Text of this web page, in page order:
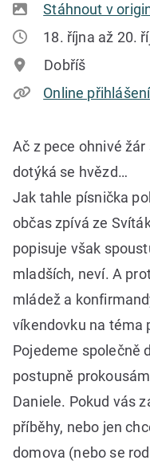
Stáhnout v
18. října až 20.
Dobříš
Online přihlášení
Ač z pece ohnivé
dotýká se hvězd…
Jak tahle písnička
občas zpívá ze
popisuje však
mladších, neví. A
mládež a
víkendovku na téma
Pojedeme společně
postupně
Daniele. Pokud vás
příběhy, nebo jen
domova (nebo se